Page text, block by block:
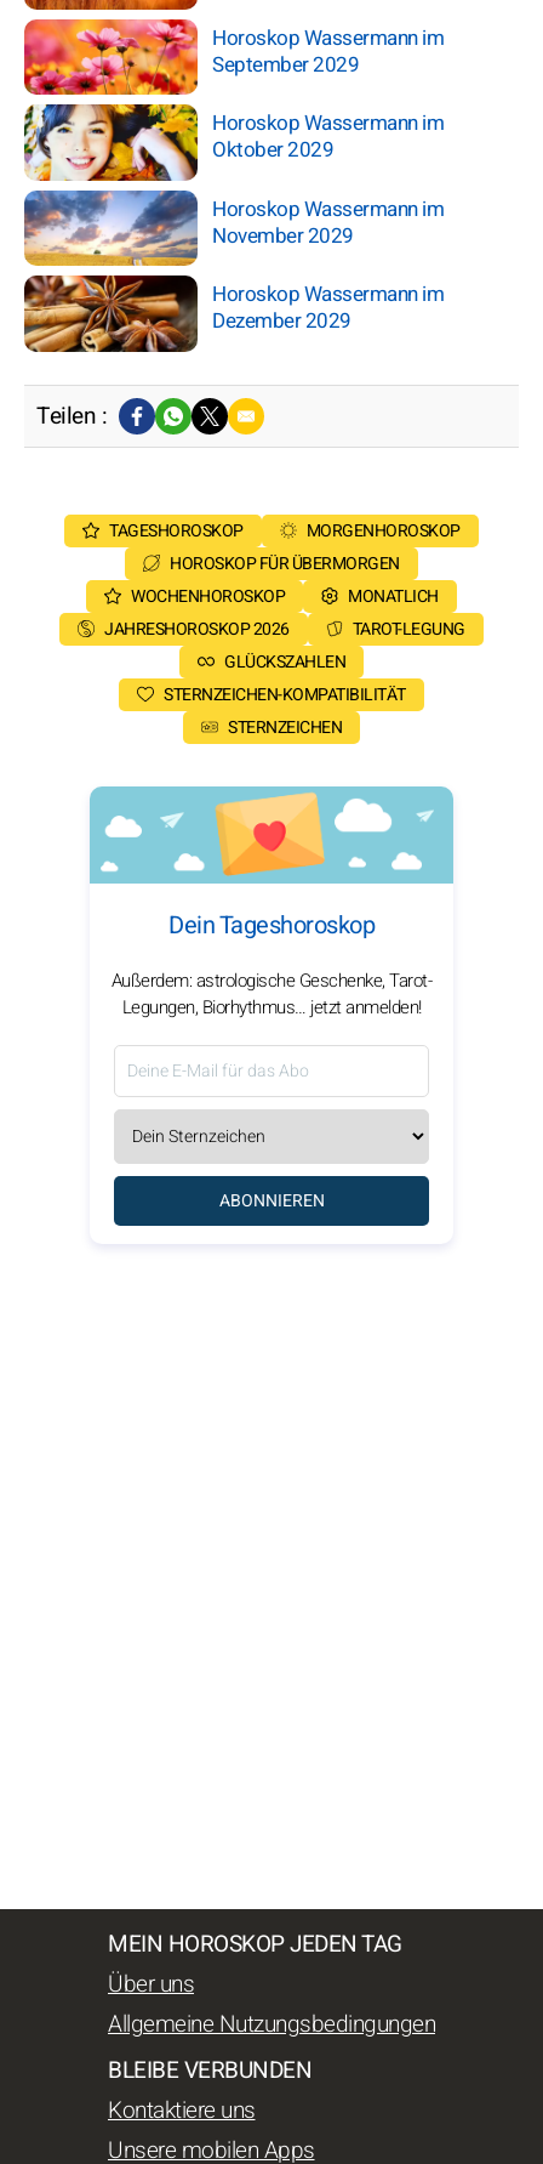
Horoskop Wassermann im
September 2029
Horoskop Wassermann im
Oktober 2029
Horoskop Wassermann im
November 2029
Horoskop Wassermann im
Dezember 2029
Teilen :
TAGESHOROSKOP
MORGENHOROSKOP
HOROSKOP FÜR ÜBERMORGEN
WOCHENHOROSKOP
MONATLICH
JAHRESHOROSKOP 2026
TAROT-LEGUNG
GLÜCKSZAHLEN
STERNZEICHEN-KOMPATIBILITÄT
STERNZEICHEN
Dein Tageshoroskop
Außerdem: astrologische Geschenke, Tarot-
Legungen, Biorhythmus… jetzt anmelden!
ABONNIEREN
MEIN HOROSKOP JEDEN TAG
Über uns
Allgemeine Nutzungsbedingungen
BLEIBE VERBUNDEN
Kontaktiere uns
Unsere mobilen Apps